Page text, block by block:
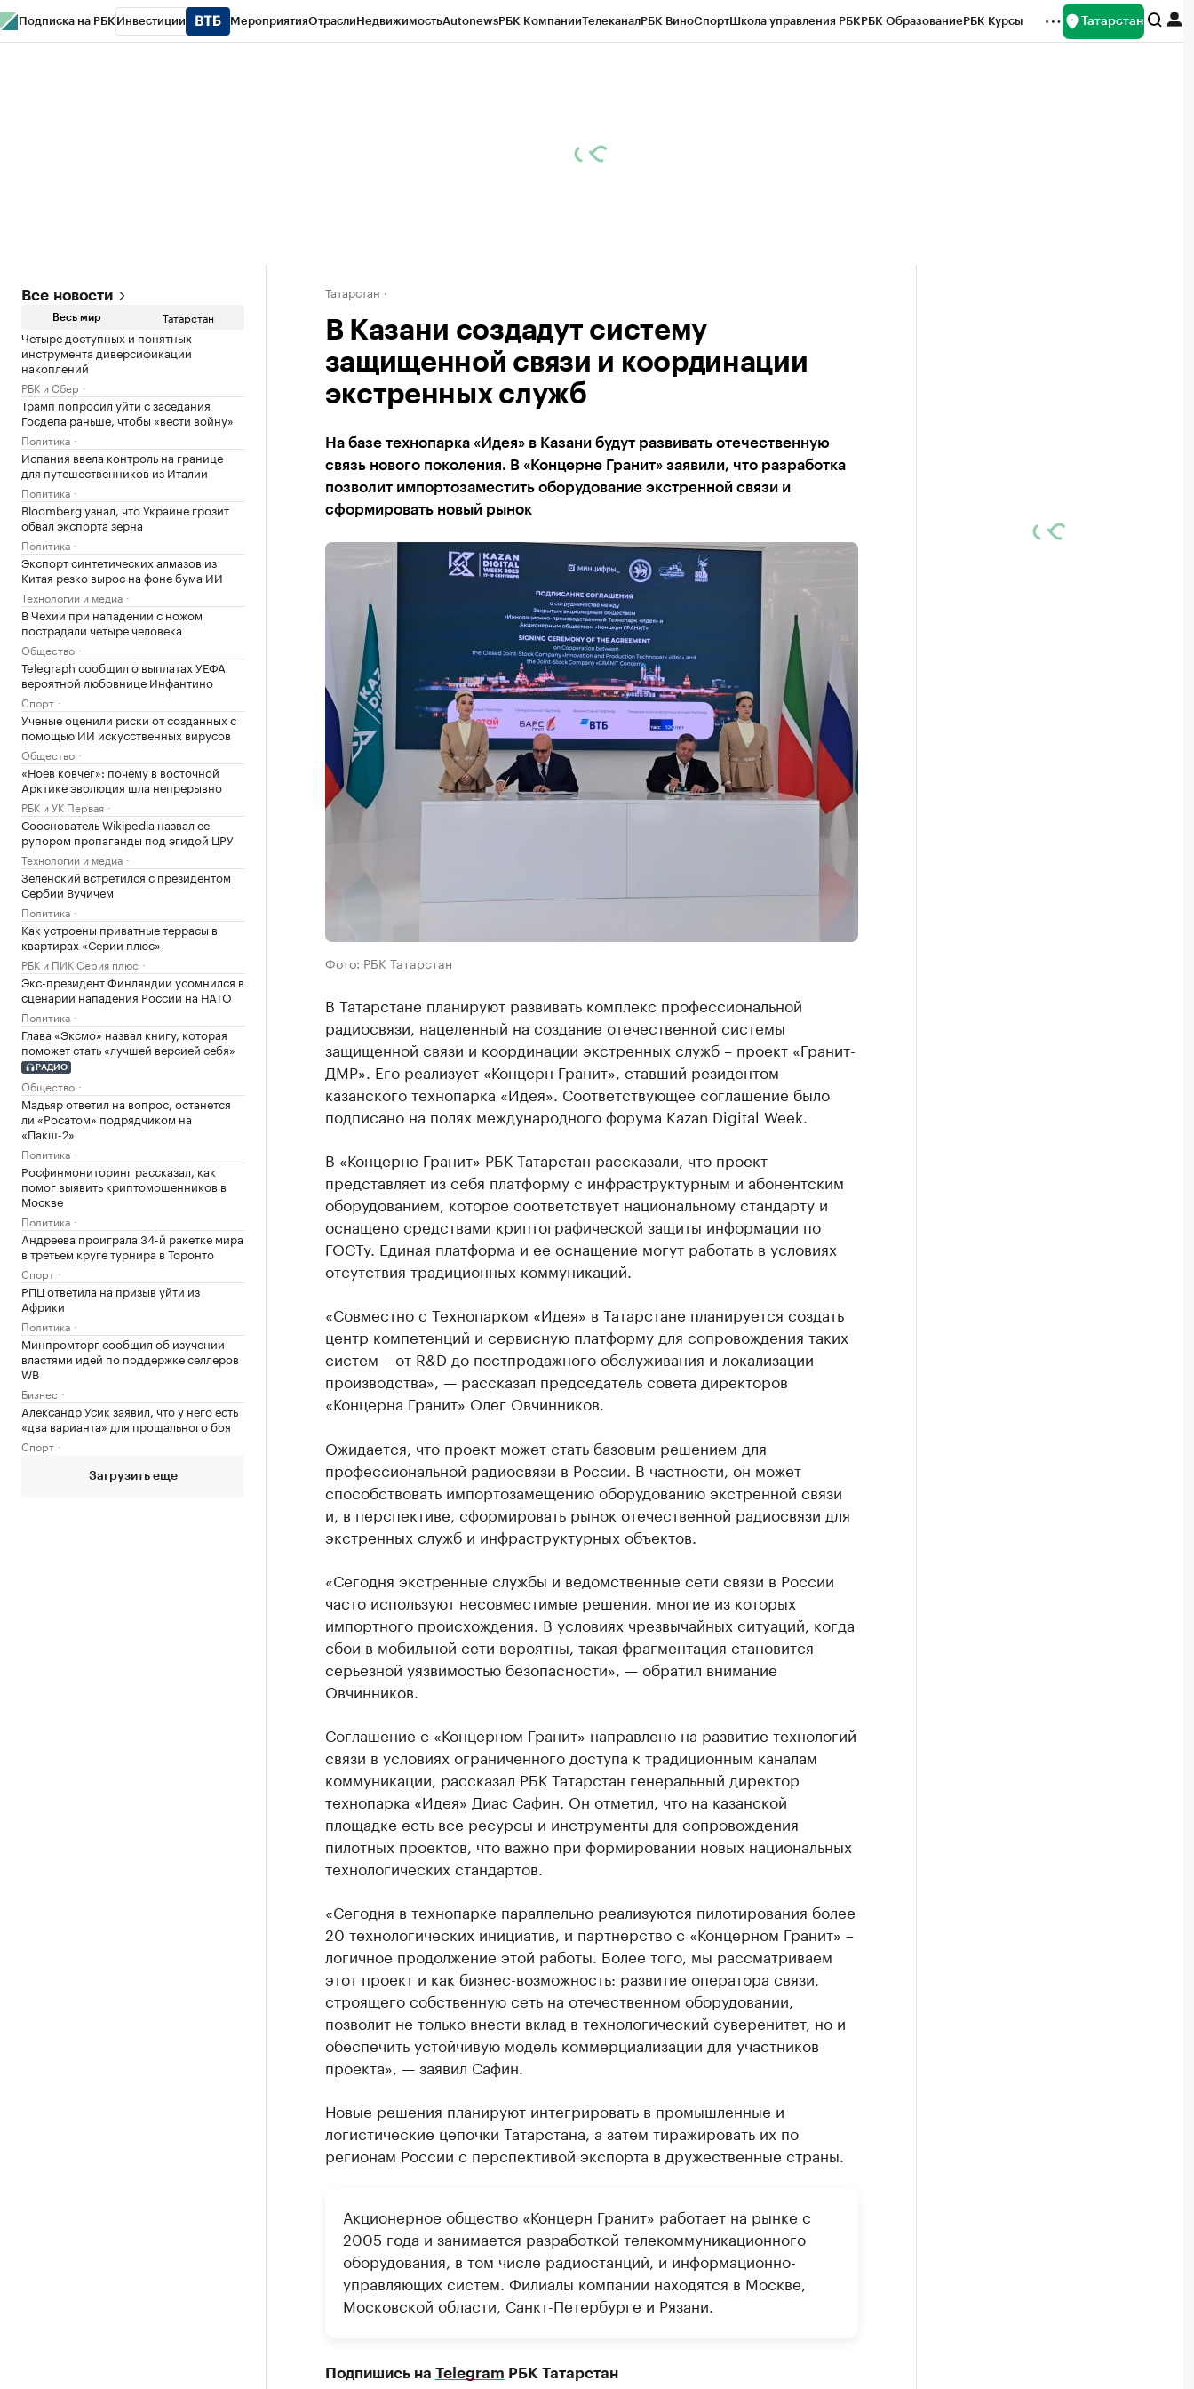
Подписка на РБК Инвестиции МероприятияОтраслиНедвижимостьAutonewsРБК КомпанииТелеканалРБК ВиноСпортШкола управления РБКРБК ОбразованиеРБК Курсы Татарстан
Все новости
Весь мир Татарстан
Четыре доступных и понятных
инструмента диверсификации
накоплений
РБК и Сбер
Трамп попросил уйти с заседания
Госдепа раньше, чтобы «вести войну»
Политика
Испания ввела контроль на границе
для путешественников из Италии
Политика
Bloomberg узнал, что Украине грозит
обвал экспорта зерна
Политика
Экспорт синтетических алмазов из
Китая резко вырос на фоне бума ИИ
Технологии и медиа
В Чехии при нападении с ножом
пострадали четыре человека
Общество
Telegraph сообщил о выплатах УЕФА
вероятной любовнице Инфантино
Спорт
Ученые оценили риски от созданных с
помощью ИИ искусственных вирусов
Общество
«Ноев ковчег»: почему в восточной
Арктике эволюция шла непрерывно
РБК и УК Первая
Сооснователь Wikipedia назвал ее
рупором пропаганды под эгидой ЦРУ
Технологии и медиа
Зеленский встретился с президентом
Сербии Вучичем
Политика
Как устроены приватные террасы в
квартирах «Серии плюс»
РБК и ПИК Серия плюс
Экс-президент Финляндии усомнился в
сценарии нападения России на НАТО
Политика
Глава «Эксмо» назвал книгу, которая
поможет стать «лучшей версией себя»
РАДИО
Общество
Мадьяр ответил на вопрос, останется
ли «Росатом» подрядчиком на
«Пакш-2»
Политика
Росфинмониторинг рассказал, как
помог выявить криптомошенников в
Москве
Политика
Андреева проиграла 34-й ракетке мира
в третьем круге турнира в Торонто
Спорт
РПЦ ответила на призыв уйти из
Африки
Политика
Минпромторг сообщил об изучении
властями идей по поддержке селлеров
WB
Бизнес
Александр Усик заявил, что у него есть
«два варианта» для прощального боя
Спорт
Загрузить еще
Татарстан
В Казани создадут систему
защищенной связи и координации
экстренных служб
На базе технопарка «Идея» в Казани будут развивать отечественную
связь нового поколения. В «Концерне Гранит» заявили, что разработка
позволит импортозаместить оборудование экстренной связи и
сформировать новый рынок
Фото: РБК Татарстан
В Татарстане планируют развивать комплекс профессиональной
радиосвязи, нацеленный на создание отечественной системы
защищенной связи и координации экстренных служб – проект «Гранит-
ДМР». Его реализует «Концерн Гранит», ставший резидентом
казанского технопарка «Идея». Соответствующее соглашение было
подписано на полях международного форума Kazan Digital Week.
В «Концерне Гранит» РБК Татарстан рассказали, что проект
представляет из себя платформу с инфраструктурным и абонентским
оборудованием, которое соответствует национальному стандарту и
оснащено средствами криптографической защиты информации по
ГОСТу. Единая платформа и ее оснащение могут работать в условиях
отсутствия традиционных коммуникаций.
«Совместно с Технопарком «Идея» в Татарстане планируется создать
центр компетенций и сервисную платформу для сопровождения таких
систем – от R&D до постпродажного обслуживания и локализации
производства», — рассказал председатель совета директоров
«Концерна Гранит» Олег Овчинников.
Ожидается, что проект может стать базовым решением для
профессиональной радиосвязи в России. В частности, он может
способствовать импортозамещению оборудованию экстренной связи
и, в перспективе, сформировать рынок отечественной радиосвязи для
экстренных служб и инфраструктурных объектов.
«Сегодня экстренные службы и ведомственные сети связи в России
часто используют несовместимые решения, многие из которых
импортного происхождения. В условиях чрезвычайных ситуаций, когда
сбои в мобильной сети вероятны, такая фрагментация становится
серьезной уязвимостью безопасности», — обратил внимание
Овчинников.
Соглашение с «Концерном Гранит» направлено на развитие технологий
связи в условиях ограниченного доступа к традиционным каналам
коммуникации, рассказал РБК Татарстан генеральный директор
технопарка «Идея» Диас Сафин. Он отметил, что на казанской
площадке есть все ресурсы и инструменты для сопровождения
пилотных проектов, что важно при формировании новых национальных
технологических стандартов.
«Сегодня в технопарке параллельно реализуются пилотирования более
20 технологических инициатив, и партнерство с «Концерном Гранит» –
логичное продолжение этой работы. Более того, мы рассматриваем
этот проект и как бизнес-возможность: развитие оператора связи,
строящего собственную сеть на отечественном оборудовании,
позволит не только внести вклад в технологический суверенитет, но и
обеспечить устойчивую модель коммерциализации для участников
проекта», — заявил Сафин.
Новые решения планируют интегрировать в промышленные и
логистические цепочки Татарстана, а затем тиражировать их по
регионам России с перспективой экспорта в дружественные страны.
Акционерное общество «Концерн Гранит» работает на рынке с
2005 года и занимается разработкой телекоммуникационного
оборудования, в том числе радиостанций, и информационно-
управляющих систем. Филиалы компании находятся в Москве,
Московской области, Санкт-Петербурге и Рязани.
Подпишись на Telegram РБК Татарстан